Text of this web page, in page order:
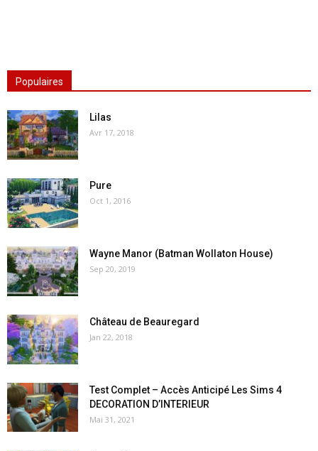
Populaires
Lilas
Avr 17, 2018
Pure
Oct 1, 2016
Wayne Manor (Batman Wollaton House)
Sep 20, 2019
Château de Beauregard
Jan 22, 2018
Test Complet – Accès Anticipé Les Sims 4
DECORATION D’INTERIEUR
Mai 31, 2021